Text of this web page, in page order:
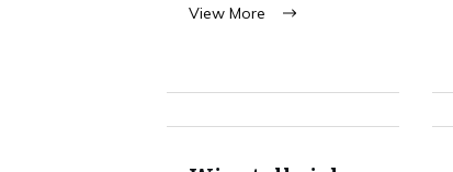
View More